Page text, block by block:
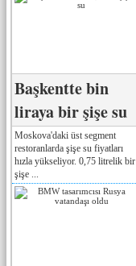
Başkentte bin
liraya bir şişe su
Moskova'daki üst segment
restoranlarda şişe su fiyatları
hızla yükseliyor. 0,75 litrelik bir
şişe ...